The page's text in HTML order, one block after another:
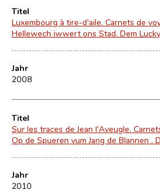
Titel
Luxembourg à tire-d'aile. Carnets de
Hellewech iwwert ons Stad. Dem
Jahr
2008
Titel
Sur les traces de Jean l'Aveugle.
Op de Spueren vum Jang de Blannen .
Jahr
2010